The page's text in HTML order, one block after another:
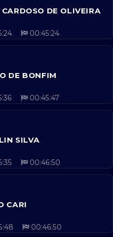
DE OLIVEIRA
00:45:24
DE BONFIM
00:45:47
SILVA
00:46:50
CARI
00:46:50